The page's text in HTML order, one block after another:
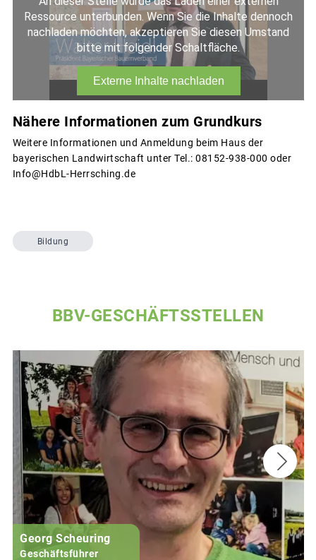
Nähere Informationen zum Grundkurs
Weitere Informationen und Anmeldung beim Haus der
bayerischen Landwirtschaft unter Tel.: 08152-938-000 oder
Info@HdbL-Herrsching.de
Bildung
BBV-GESCHÄFTSSTELLEN
Georg Scheuring
Geschäftsführer